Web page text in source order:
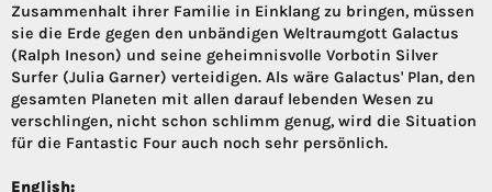
Zusammenhalt ihrer Familie in Einklang zu bringen, müssen
sie die Erde gegen den unbändigen Weltraumgott Galactus
(Ralph Ineson) und seine geheimnisvolle Vorbotin Silver
Surfer (Julia Garner) verteidigen. Als wäre Galactus' Plan, den
gesamten Planeten mit allen darauf lebenden Wesen zu
verschlingen, nicht schon schlimm genug, wird die Situation
für die Fantastic Four auch noch sehr persönlich.
English: